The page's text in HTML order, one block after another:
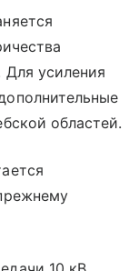
Для усиления
областей.